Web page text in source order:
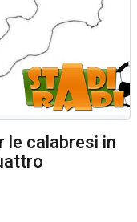
le calabresi in